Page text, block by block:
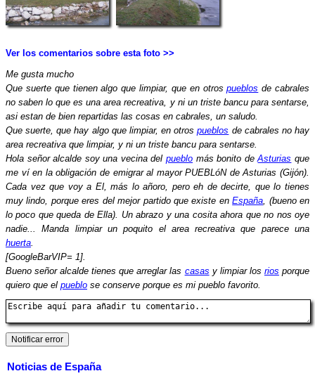
Ver los comentarios sobre esta foto >>
Me gusta mucho
Que suerte que tienen algo que limpiar, que en otrospueblos de cabrales
no saben lo que es una area recreativa, y ni un triste bancu para sentarse,
asi estan de bien repartidas las cosas en cabrales, un saludo.
Que suerte, que hay algo que limpiar, en otrospueblos de cabrales no hay
area recreativa que limpiar, y ni un triste bancu para sentarse.
Hola señor alcalde soy una vecina delpueblo más bonito deAsturias que
me ví en la obligación de emigrar al mayor PUEBLóN de Asturias (Gijón).
Cada vez que voy a El, más lo añoro, pero eh de decirte, que lo tienes
muy lindo, porque eres del mejor partido que existe enEspaña, (bueno en
lo poco que queda de Ella). Un abrazo y una cosita ahora que no nos oye
nadie... Manda limpiar un poquito el area recreativa que parece una
huerta.
[GoogleBarVIP= 1].
Bueno señor alcalde tienes que arreglar las casas y limpiar los rios porque
quiero que el pueblo se conserve porque es mi pueblo favorito.
Noticias de España